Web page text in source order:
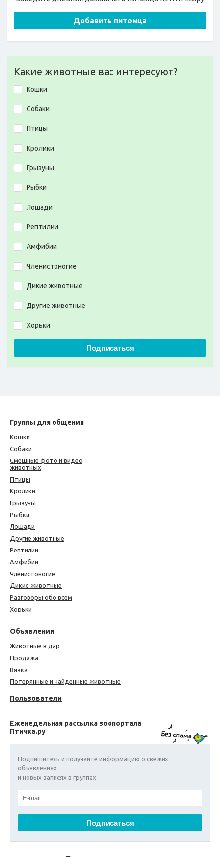
Добавить питомца
Какие животные вас интересуют?
Кошки
Собаки
Птицы
Кролики
Грызуны
Рыбки
Лошади
Рептилии
Амфибии
Членистоногие
Дикие животные
Другие животные
Хорьки
Подписаться
Группы для общения
Кошки
Собаки
Смешные фото и видео
животных
Птицы
Кролики
Грызуны
Рыбки
Лошади
Другие животные
Рептилии
Амфибии
Членистоногие
Дикие животные
Разговоры обо всем
Хорьки
Объявления
Животные в дар
Продажа
Вязка
Потерянные и найденные животные
Пользователи
Еженедельная рассылка зоопортала
Птичка.ру
Подпишитесь и получайте информацию о свежих
объявлениях
и новых записях в группах